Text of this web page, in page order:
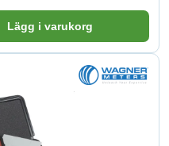
Lägg i varukorg